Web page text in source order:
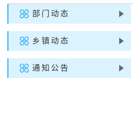
部门动态
乡镇动态
通知公告